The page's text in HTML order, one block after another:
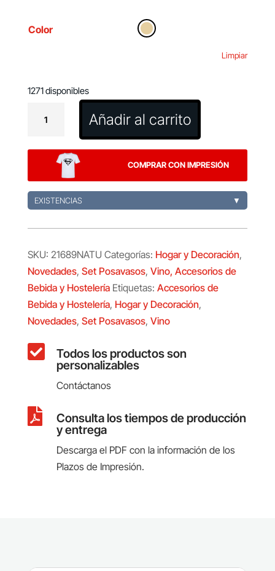
Color
Limpiar
1271 disponibles
Posavasos
cantidad
Añadir al carrito
COMPRAR CON IMPRESIÓN
EXISTENCIAS ▼
SKU: 21689NATU Categorías: Hogar y Decoración,
Novedades, Set Posavasos, Vino, Accesorios de
Bebida y Hostelería Etiquetas: Accesorios de
Bebida y Hostelería, Hogar y Decoración,
Novedades, Set Posavasos, Vino
 Todos los productos son
personalizables
Contáctanos
 Consulta los tiempos de producción
y entrega
Descarga el PDF con la información de los
Plazos de Impresión.